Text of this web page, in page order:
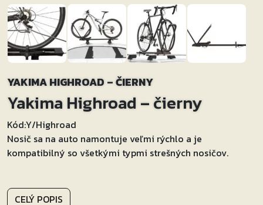
YAKIMA HIGHROAD – ČIERNY
Yakima Highroad – čierny
Kód:Y/Highroad
Nosič sa na auto namontuje veľmi rýchlo a je
kompatibilný so všetkými typmi strešných nosičov.
CELÝ POPIS